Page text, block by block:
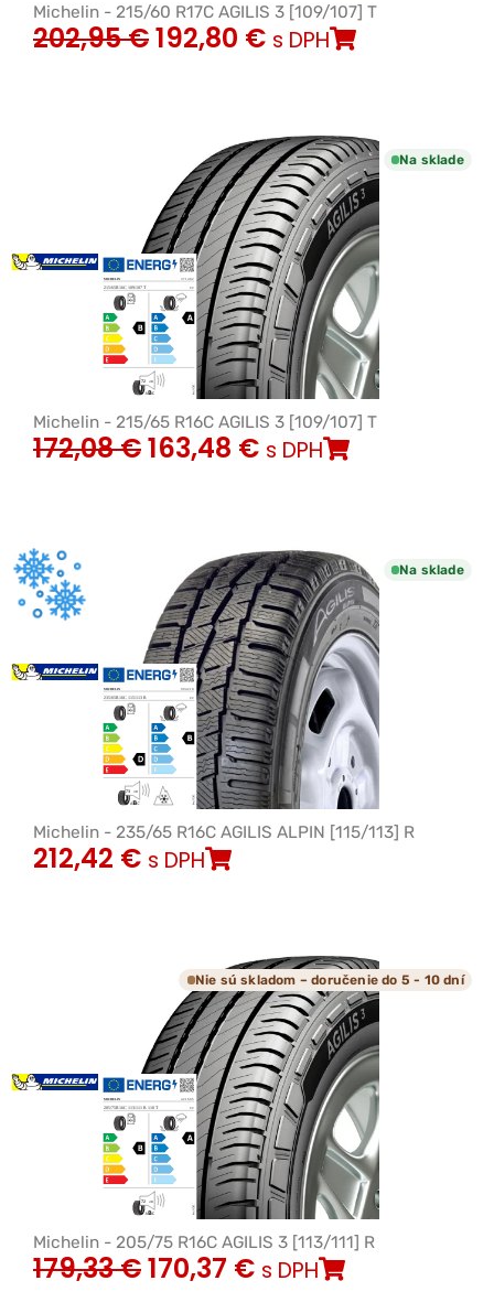
Michelin - 215/60 R17C AGILIS 3 [109/107] T
202,95€192,80 € s DPH
Na sklade
Michelin - 215/65 R16C AGILIS 3 [109/107] T
172,08€163,48 € s DPH
Na sklade
Michelin - 235/65 R16C AGILIS ALPIN [115/113] R
212,42 € s DPH
Nie sú skladom – doručenie do 5 - 10 dní
Michelin - 205/75 R16C AGILIS 3 [113/111] R
179,33€170,37 € s DPH